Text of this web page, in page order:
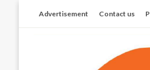
Advertisement Contact us